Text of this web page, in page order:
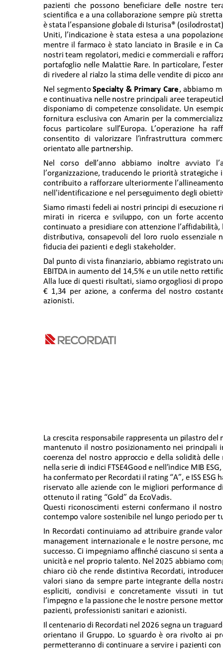
pazienti che possono beneficiare delle nostre
scientifica e a una collaborazione sempre più
è stata l’espansione globale di Isturisa®
Uniti, l’indicazione è stata estesa a una
mentre il farmaco è stato lanciato in Brasile e in
nostri team regolatori, medici e commerciali e
portafoglio nelle Malattie Rare. In particolare,
di rivedere al rialzo la stima delle vendite di picco
Nel segmento Specialty & Primary Care, abbiamo
e continuativa nelle nostre principali aree
disponiamo di competenze consolidate. Un
fornitura esclusiva con Amarin per la
focus particolare sull’Europa. L’operazione ha
consentito di valorizzare l’infrastruttura
orientato alle partnership.
Nel corso dell’anno abbiamo inoltre avviato
l’organizzazione, traducendo le priorità
contribuito a rafforzare ulteriormente
nell'identificazione e nel perseguimento degli
Siamo rimasti fedeli ai nostri principi di esecuzione
mirati in ricerca e sviluppo, con un forte
continuato a presidiare con attenzione
distributiva, consapevoli del loro ruolo
fiducia dei pazienti e degli stakeholder.
Dal punto di vista finanziario, abbiamo registrato
EBITDA in aumento del 14,5% e un utile netto
Alla luce di questi risultati, siamo orgogliosi di
€ 1,34 per azione, a conferma del nostro
azionisti.
La crescita responsabile rappresenta un pilastro
mantenuto il nostro posizionamento nei principali
coerenza del nostro approccio e della solidità
nella serie di indici FTSE4Good e nell’indice MIB
ha confermato per Recordati il rating “A”, e ISS
riservato alle aziende con le migliori
ottenuto il rating “Gold” da EcoVadis.
Questi riconoscimenti esterni confermano il
contempo valore sostenibile nel lungo periodo per
In Recordati continuiamo ad attribuire grande
management internazionale e le nostre persone,
successo. Ci impegniamo affinché ciascuno si
unicità e nel proprio talento. Nel 2025 abbiamo
chiaro ciò che rende distintiva Recordati,
valori siano da sempre parte integrante della
espliciti, condivisi e concretamente vissuti in
l’impegno e la passione che le nostre persone
pazienti, professionisti sanitari e azionisti.
Il centenario di Recordati nel 2026 segna un
orientano il Gruppo. Lo sguardo è ora rivolto ai
permetteranno di continuare a servire i pazienti